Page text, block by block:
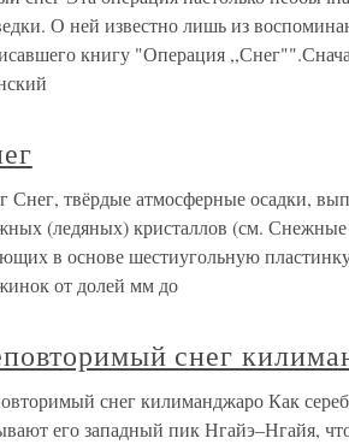
О ней известно лишь из
книгу "Операция
Снег, твёрдые атмосферные осадки,
(ледяных) кристаллов (см.
в основе шестиугольную
от долей мм до
снег
снег килиманджаро Как
его западный пик Нгайэ–Нгайя,